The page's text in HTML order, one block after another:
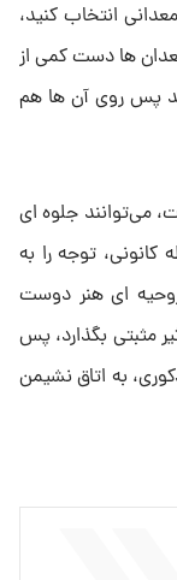
انتخاب کنید،
ها دست کمی از
پس روی آن ها هم
می‌توانند جلوه ‌ای
توجه را به
ای هنر دوست
مثبتی بگذارد، پس
به اتاق نشیمن